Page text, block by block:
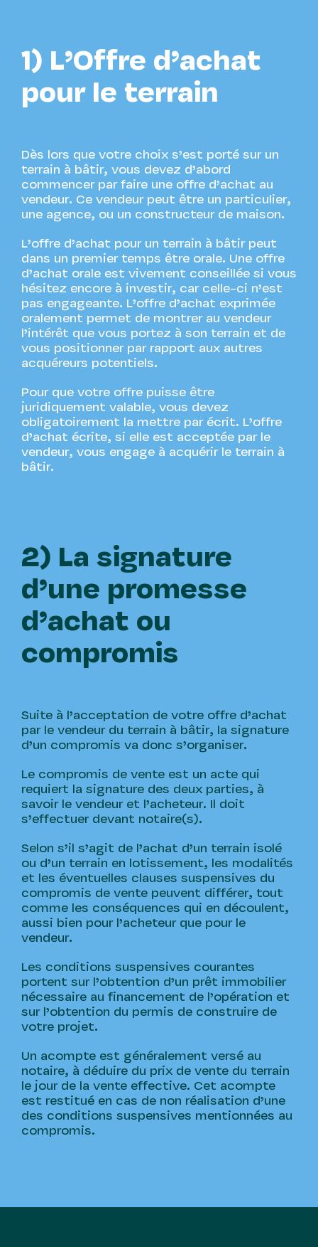
1) L’Offre d’achat
pour le terrain
Dès lors que votre choix s’est porté sur un
terrain à bâtir, vous devez d’abord
commencer par faire une offre d’achat au
vendeur. Ce vendeur peut être un particulier,
une agence, ou un constructeur de maison.
L’offre d’achat pour un terrain à bâtir peut
dans un premier temps être orale. Une offre
d’achat orale est vivement conseillée si vous
hésitez encore à investir, car celle-ci n’est
pas engageante. L’offre d’achat exprimée
oralement permet de montrer au vendeur
l’intérêt que vous portez à son terrain et de
vous positionner par rapport aux autres
acquéreurs potentiels.
Pour que votre offre puisse être
juridiquement valable, vous devez
obligatoirement la mettre par écrit. L’offre
d’achat écrite, si elle est acceptée par le
vendeur, vous engage à acquérir le terrain à
bâtir.
2) La signature
d’une promesse
d’achat ou
compromis
Suite à l’acceptation de votre offre d’achat
par le vendeur du terrain à bâtir, la signature
d’un compromis va donc s’organiser.
Le compromis de vente est un acte qui
requiert la signature des deux parties, à
savoir le vendeur et l’acheteur. Il doit
s’effectuer devant notaire(s).
Selon s’il s’agit de l’achat d’un terrain isolé
ou d’un terrain en lotissement, les modalités
et les éventuelles clauses suspensives du
compromis de vente peuvent différer, tout
comme les conséquences qui en découlent,
aussi bien pour l’acheteur que pour le
vendeur.
Les conditions suspensives courantes
portent sur l’obtention d’un prêt immobilier
nécessaire au financement de l’opération et
sur l’obtention du permis de construire de
votre projet.
Un acompte est généralement versé au
notaire, à déduire du prix de vente du terrain
le jour de la vente effective. Cet acompte
est restitué en cas de non réalisation d’une
des conditions suspensives mentionnées au
compromis.